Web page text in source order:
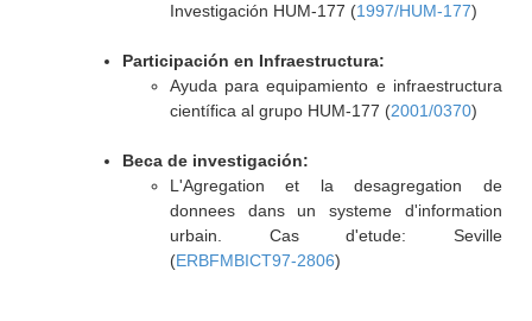
Investigación HUM-177 (1997/HUM-177)
Participación en Infraestructura:
Ayuda para equipamiento e infraestructura
científica al grupo HUM-177 (2001/0370)
Beca de investigación:
L'Agregation et la desagregation de
donnees dans un systeme d'information
urbain. Cas d'etude: Seville
(ERBFMBICT97-2806)